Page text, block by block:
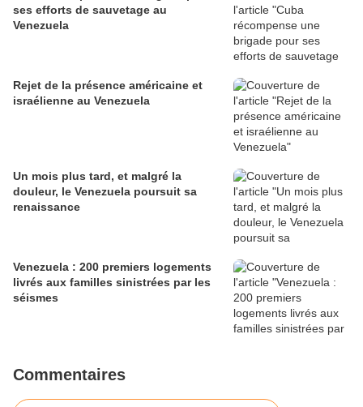
ses efforts de sauvetage au
Venezuela
Rejet de la présence américaine et
israélienne au Venezuela
Un mois plus tard, et malgré la
douleur, le Venezuela poursuit sa
renaissance
Venezuela : 200 premiers logements
livrés aux familles sinistrées par les
séismes
Commentaires